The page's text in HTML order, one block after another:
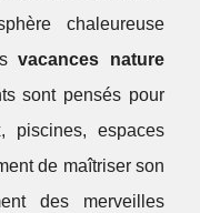
chaleureuse
vacances nature
sont pensés pour
piscines, espaces
de maîtriser son
des merveilles